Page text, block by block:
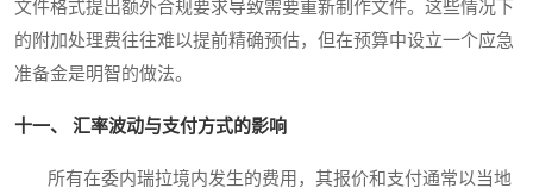
文件格式提出额外合规要求导致需要重新制作文件。这些情况下
的附加处理费往往难以提前精确预估，但在预算中设立一个应急
准备金是明智的做法。
十一、 汇率波动与支付方式的影响
所有在委内瑞拉境内发生的费用，其报价和支付通常以当地